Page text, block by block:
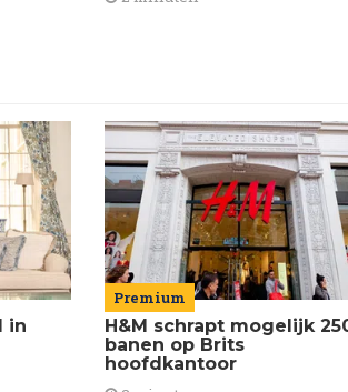
in
Premium
H&M schrapt mogelijk
banen op Brits
hoofdkantoor